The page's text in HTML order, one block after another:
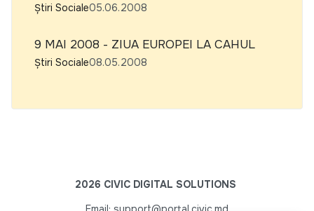
Știri Sociale05.06.2008
9 MAI 2008 - ZIUA EUROPEI LA CAHUL
Știri Sociale08.05.2008
2026 CIVIC DIGITAL SOLUTIONS